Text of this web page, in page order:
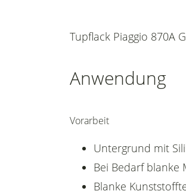
Tupflack Piaggio 870A
Anwendung
Vorarbeit
Untergrund mit
Bei Bedarf blanke
Blanke